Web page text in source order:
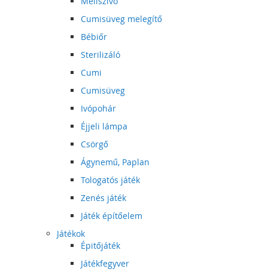
Cumisüveg melegítő
Bébiőr
Sterilizáló
Cumi
Cumisüveg
Ivópohár
Éjjeli lámpa
Csörgő
Ágynemű, Paplan
Tologatós játék
Zenés játék
Játék építőelem
Játékok
Épitőjáték
Játékfegyver